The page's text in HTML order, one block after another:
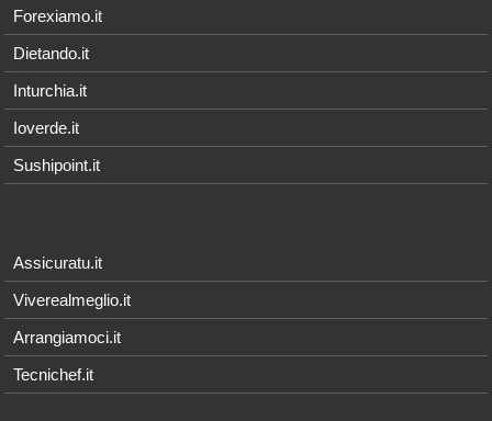
Forexiamo.it
Dietando.it
Inturchia.it
Ioverde.it
Sushipoint.it
Assicuratu.it
Viverealmeglio.it
Arrangiamoci.it
Tecnichef.it